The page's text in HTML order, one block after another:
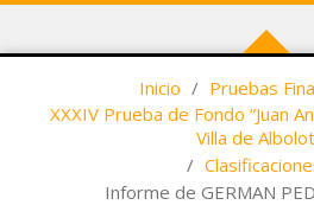
Inicio / Pruebas
XXXIV Prueba de Fondo “Juan
Villa de
/
Informe de GERMAN